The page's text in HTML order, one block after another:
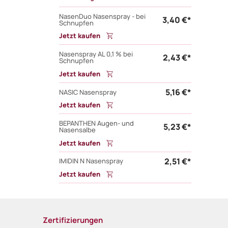
NasenDuo Nasenspray - bei
Schnupfen 3,40 €*
Jetzt kaufen
Nasenspray AL 0,1 % bei
Schnupfen 2,43 €*
Jetzt kaufen
NASIC Nasenspray
5,16 €*
Jetzt kaufen
BEPANTHEN Augen- und
Nasensalbe 5,23 €*
Jetzt kaufen
IMIDIN N Nasenspray
2,51 €*
Jetzt kaufen
Zertifizierungen